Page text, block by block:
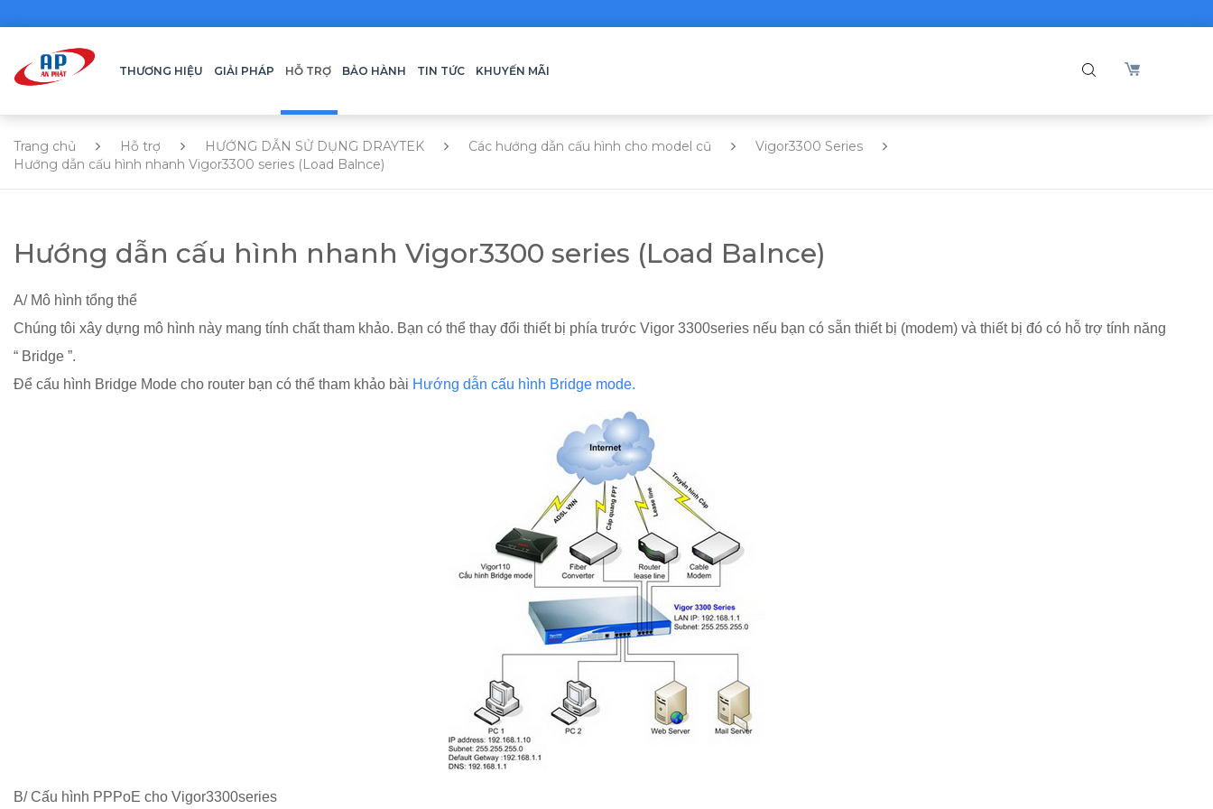
THƯƠNG HIỆU GIẢI PHÁP HỖ TRỢ BẢO HÀNH TIN TỨC KHUYẾN MÃI
Trang chủ Hỗ trợ HƯỚNG DẪN SỬ DỤNG DRAYTEK Các hướng dẫn cấu hình cho model cũ
Vigor3300 Series
Hướng dẫn cấu hình nhanh Vigor3300 series (Load Balnce)
Hướng dẫn cấu hình nhanh Vigor3300 series (Load Balnce)
A/ Mô hình tổng thể
Chúng tôi xây dựng mô hình này mang tính chất tham khảo. Bạn có thể thay đổi thiết bị phía trước Vigor 3300series nếu bạn có sẵn thiết bị (modem) và thiết bị đó có hỗ trợ tính năng
“ Bridge ”.
Để cấu hình Bridge Mode cho router bạn có thể tham khảo bài Hướng dẫn cấu hình Bridge mode.
B/ Cấu hình PPPoE cho Vigor3300series